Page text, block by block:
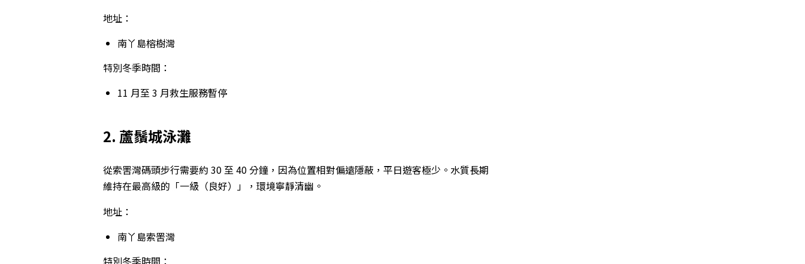
地址：
南丫島榕樹灣
特別冬季時間：
11 月至 3 月救生服務暫停
2. 蘆鬚城泳灘
從索罟灣碼頭步行需要約 30 至 40 分鐘，因為位置相對偏遠隱蔽，平日遊客極少。水質長期
維持在最高級的「一級（良好）」，環境寧靜清幽。
地址：
南丫島索罟灣
特別冬季時間：